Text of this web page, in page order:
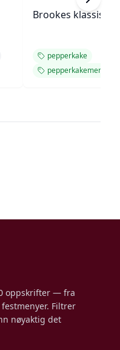
Brookes klassiske
pepperkake
pepperkakemenn
oppskrifter — fra
Filtrer
nøyaktig det